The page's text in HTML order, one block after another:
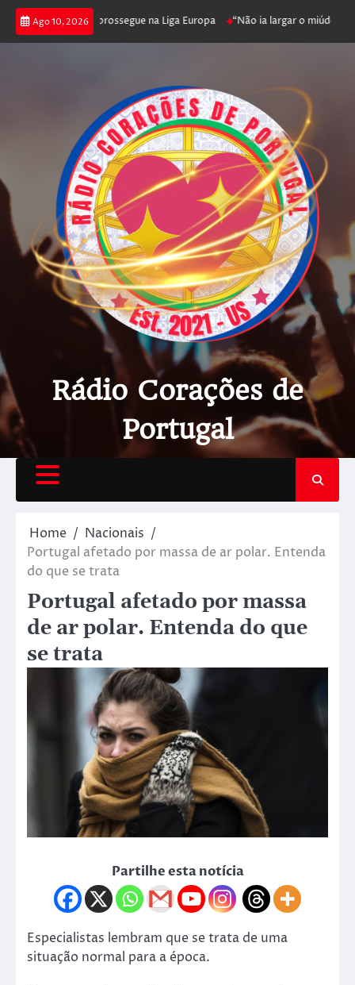
Ago 10, 2026
joga poker e prossegue na Liga Europa “Não ia largar o miúdo”.
Rádio Corações de
Portugal
Home
Nacionais
Portugal afetado por massa de ar polar. Entenda
do que se trata
Portugal afetado por massa
de ar polar. Entenda do que
se trata
Partilhe esta notícia
Especialistas lembram que se trata de uma
situação normal para a época.